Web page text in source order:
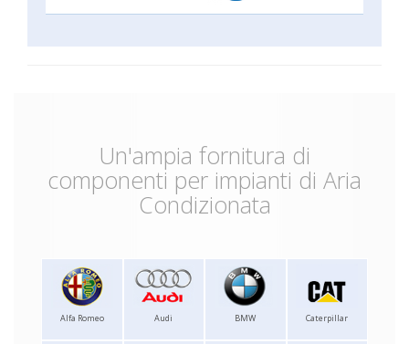
Un'ampia fornitura di
componenti per impianti di Aria
Condizionata
Alfa Romeo Audi BMW Caterpillar